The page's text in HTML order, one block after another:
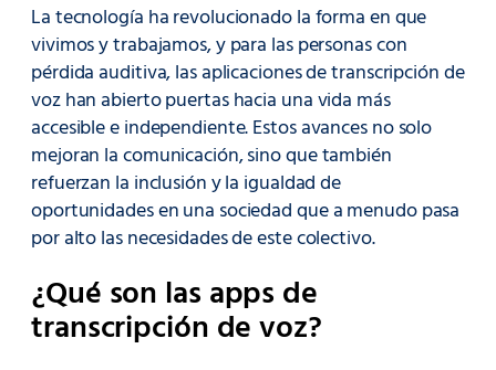
La tecnología ha revolucionado la forma en que
vivimos y trabajamos, y para las personas con
pérdida auditiva, las aplicaciones de transcripción de
voz han abierto puertas hacia una vida más
accesible e independiente. Estos avances no solo
mejoran la comunicación, sino que también
refuerzan la inclusión y la igualdad de
oportunidades en una sociedad que a menudo pasa
por alto las necesidades de este colectivo.
¿Qué son las apps de
transcripción de voz?